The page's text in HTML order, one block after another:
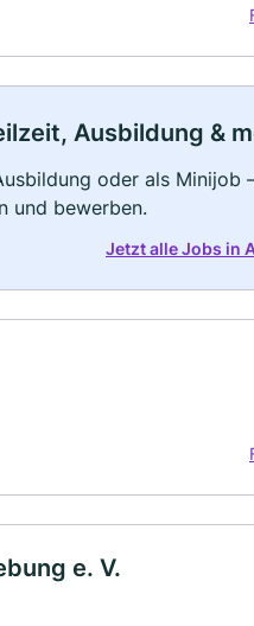
Ausbildung &
oder als Minijob
und bewerben.
Jetzt alle Jobs in
e. V.